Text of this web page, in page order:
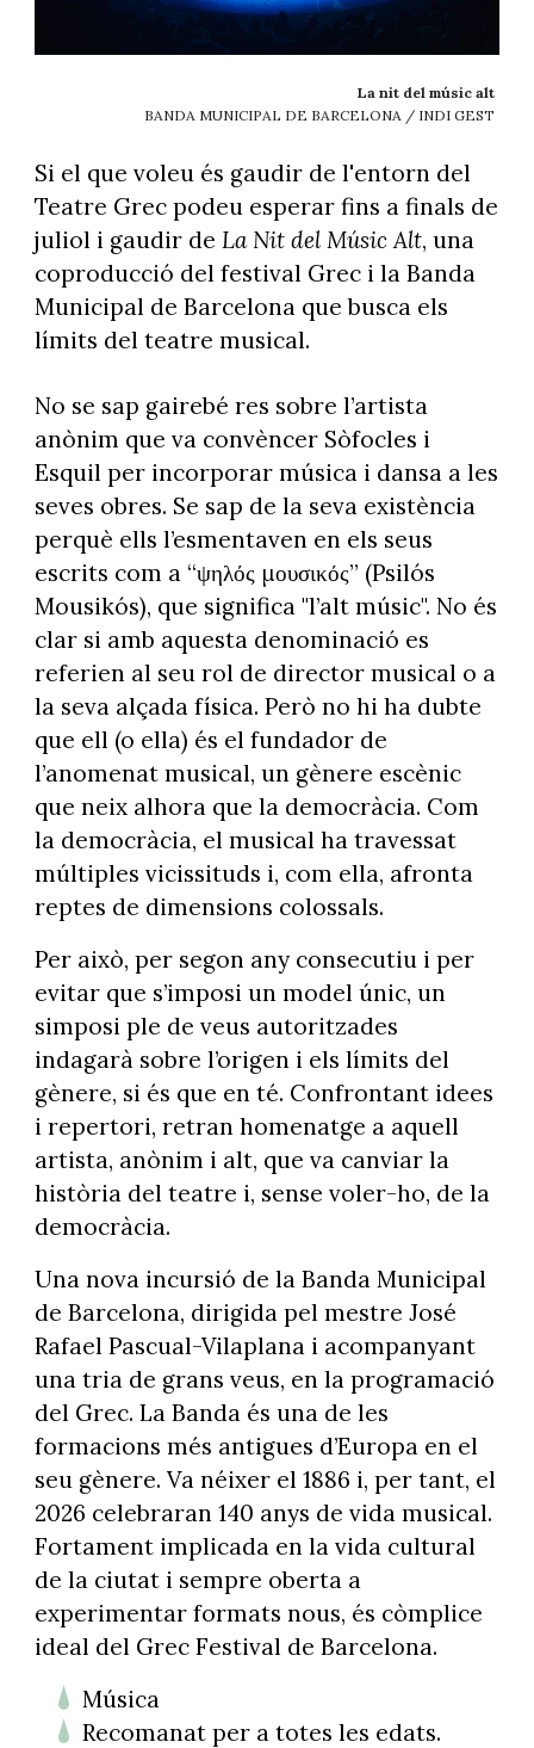
La nit del músic alt
BANDA MUNICIPAL DE BARCELONA / INDI GEST
Si el que voleu és gaudir de l'entorn del
Teatre Grec podeu esperar fins a finals de
juliol i gaudir de La Nit del Músic Alt, una
coproducció del festival Grec i la Banda
Municipal de Barcelona que busca els
límits del teatre musical.
No se sap gairebé res sobre l’artista
anònim que va convèncer Sòfocles i
Esquil per incorporar música i dansa a les
seves obres. Se sap de la seva existència
perquè ells l’esmentaven en els seus
escrits com a “ψηλός μουσικός” (Psilós
Mousikós), que significa "l’alt músic". No és
clar si amb aquesta denominació es
referien al seu rol de director musical o a
la seva alçada física. Però no hi ha dubte
que ell (o ella) és el fundador de
l’anomenat musical, un gènere escènic
que neix alhora que la democràcia. Com
la democràcia, el musical ha travessat
múltiples vicissituds i, com ella, afronta
reptes de dimensions colossals.
Per això, per segon any consecutiu i per
evitar que s’imposi un model únic, un
simposi ple de veus autoritzades
indagarà sobre l’origen i els límits del
gènere, si és que en té. Confrontant idees
i repertori, retran homenatge a aquell
artista, anònim i alt, que va canviar la
història del teatre i, sense voler-ho, de la
democràcia.
Una nova incursió de la Banda Municipal
de Barcelona, dirigida pel mestre José
Rafael Pascual-Vilaplana i acompanyant
una tria de grans veus, en la programació
del Grec. La Banda és una de les
formacions més antigues d’Europa en el
seu gènere. Va néixer el 1886 i, per tant, el
2026 celebraran 140 anys de vida musical.
Fortament implicada en la vida cultural
de la ciutat i sempre oberta a
experimentar formats nous, és còmplice
ideal del Grec Festival de Barcelona.
Música
Recomanat per a totes les edats.